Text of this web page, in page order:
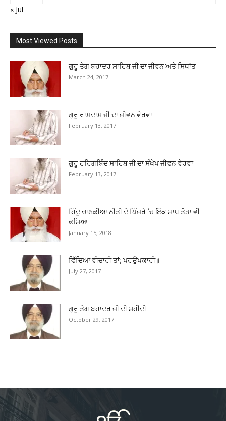
« Jul
Most Viewed Posts
ਗੁਰੂ ਤੇਗ ਬਹਾਦਰ ਸਾਹਿਬ ਜੀ ਦਾ ਜੀਵਨ ਅਤੇ ਸਿਧਾਂਤ
March 24, 2017
ਗੁਰੂ ਰਾਮਦਾਸ ਜੀ ਦਾ ਜੀਵਨ ਵੇਰਵਾ
February 13, 2017
ਗੁਰੂ ਹਰਿਗੋਬਿੰਦ ਸਾਹਿਬ ਜੀ ਦਾ ਸੰਖੇਪ ਜੀਵਨ ਵੇਰਵਾ
February 13, 2017
ਹਿੰਦੂ ਚਾਣਕੀਆ ਨੀਤੀ ਦੇ ਪਿੰਜਰੇ ‘ਚ ਇੱਕ ਸਾਧ ਤੋਤਾ ਵੀ
ਫਸਿਆ
January 15, 2018
ਵਿੱਦਿਆ ਵੀਚਾਰੀ ਤਾਂ; ਪਰਉਪਕਾਰੀ॥
July 27, 2017
ਗੁਰੂ ਤੇਗ ਬਹਾਦਰ ਜੀ ਦੀ ਸ਼ਹੀਦੀ
October 29, 2017